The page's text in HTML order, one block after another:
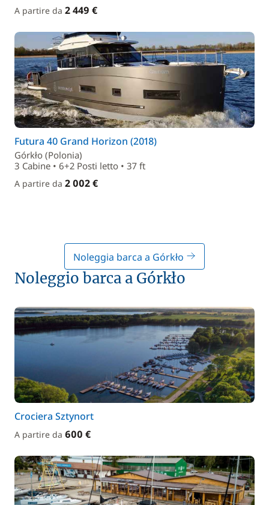
A partire da 2 449 €
Futura 40 Grand Horizon (2018)
Górkło (Polonia)
3 Cabine • 6+2 Posti letto • 37 ft
A partire da 2 002 €
Noleggia barca a Górkło
Noleggio barca a Górkło
Crociera Sztynort
A partire da 600 €